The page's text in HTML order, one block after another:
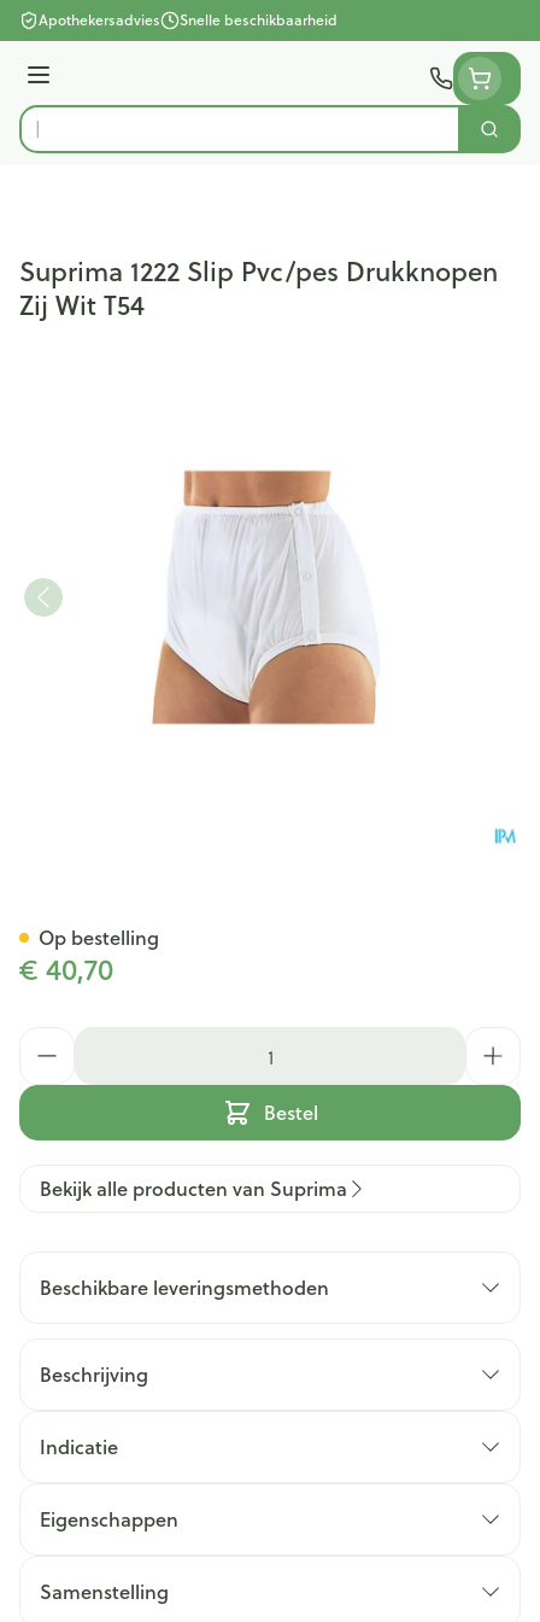
Ga naar de inhoud
Apothekersadvies Snelle beschikbaarheid
Menu
Product, merk, categorie...
Zoek
Suprima 1222 Slip Pvc/pes Drukknopen
Zij Wit T54
€ 40,70
Bestel
Op bestelling
Bekijk alle producten van Suprima
Beschikbare leveringsmethoden
Beschrijving
Indicatie
Eigenschappen
Samenstelling